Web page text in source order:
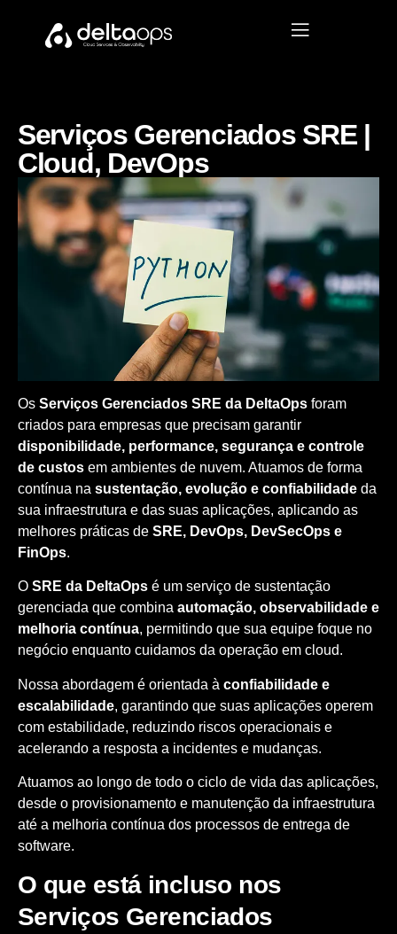
Serviços Gerenciados SRE |
Cloud, DevOps
Os Serviços Gerenciados SRE da DeltaOps foram
criados para empresas que precisam garantir
disponibilidade, performance, segurança e controle
de custos em ambientes de nuvem. Atuamos de forma
contínua na sustentação, evolução e confiabilidade da
sua infraestrutura e das suas aplicações, aplicando as
melhores práticas de SRE, DevOps, DevSecOps e
FinOps.
O SRE da DeltaOps é um serviço de sustentação
gerenciada que combina automação, observabilidade e
melhoria contínua, permitindo que sua equipe foque no
negócio enquanto cuidamos da operação em cloud.
Nossa abordagem é orientada à confiabilidade e
escalabilidade, garantindo que suas aplicações operem
com estabilidade, reduzindo riscos operacionais e
acelerando a resposta a incidentes e mudanças.
Atuamos ao longo de todo o ciclo de vida das aplicações,
desde o provisionamento e manutenção da infraestrutura
até a melhoria contínua dos processos de entrega de
software.
O que está incluso nos
Serviços Gerenciados